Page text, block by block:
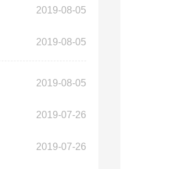
2019-08-05
2019-08-05
2019-08-05
2019-07-26
2019-07-26